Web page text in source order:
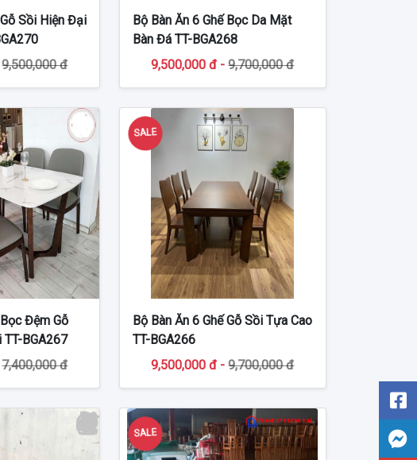
Sồi Hiện Đại
9,500,000 đ
Bộ Bàn Ăn 6 Ghế Bọc Da Mặt
Bàn Đá TT-BGA268
9,500,000 đ -9,700,000 đ
Đệm Gỗ
BGA267
7,400,000 đ
SALE
Bộ Bàn Ăn 6 Ghế Gỗ Sồi Tựa Cao
TT-BGA266
9,500,000 đ -9,700,000 đ
SALE